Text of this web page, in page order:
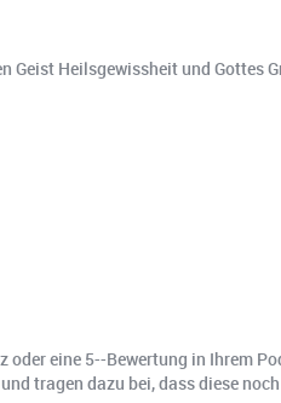
Heilsgewissheit und
oder eine 5-️-Bewertung in
tragen dazu bei, dass diese